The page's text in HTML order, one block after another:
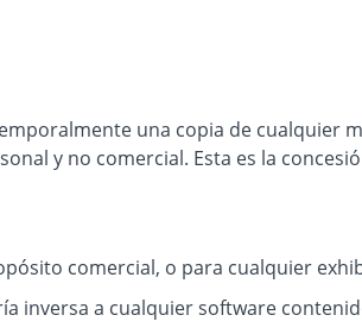
una copia de cualquier
y no comercial. Esta es la
comercial, o para cualquier
inversa a cualquier software